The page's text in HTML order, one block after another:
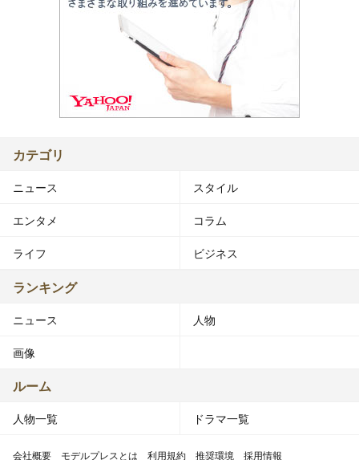
カテゴリ
ニュース スタイル
エンタメ コラム
ライフ ビジネス
ランキング
ニュース 人物
画像
ルーム
人物一覧 ドラマ一覧
会社概要 モデルプレスとは 利用規約 推奨環境 採用情報